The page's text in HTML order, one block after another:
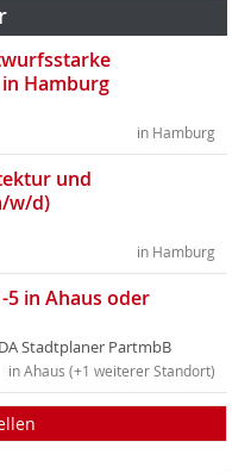
Hamburg
in Hamburg
und
w/d)
in Hamburg
in Ahaus oder
Stadtplaner PartmbB
in Ahaus (+1 weiterer Standort)